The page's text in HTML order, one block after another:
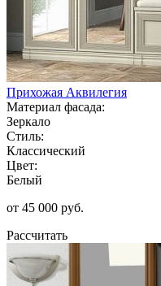
Прихожая Аквилегия
Материал фасада:
Зеркало
Стиль:
Классический
Цвет:
Белый
от 45 000 руб.
Рассчитать